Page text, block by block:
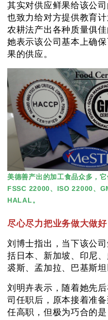
其实对供应鲜果给该公
也致力给对方提供教育
农耕法产出各种质量俱
她表示该公司基本上确
果的供应。
美德善产出的加工食品众多，
FSSC 22000、ISO 22000、
HALAL。
尽心尽力把业务做大做好
刘博士指出，当下该公
括日本、新加坡、印尼
裘斯、孟加拉、巴基斯坦
刘明卉表示，随着她先
司任职后，原本接着准
任高职，但极为巧合的